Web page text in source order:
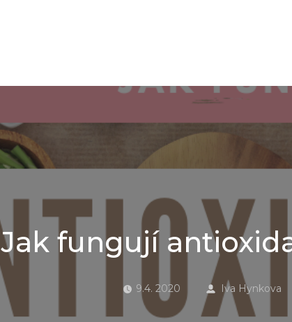
Jak fungují
9.4. 2020 Iva Hynkova